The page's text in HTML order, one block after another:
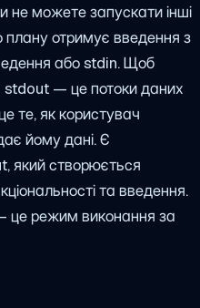
не можете запускати інші
отримує введення з
або stdin. Щоб
stdout — це потоки даних
те, як користувач
йому дані. Є
який створюється
та введення.
це режим виконання за